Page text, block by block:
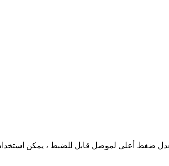
معدل ضغط أعلى لموصل قابل للضبط ، يمكن